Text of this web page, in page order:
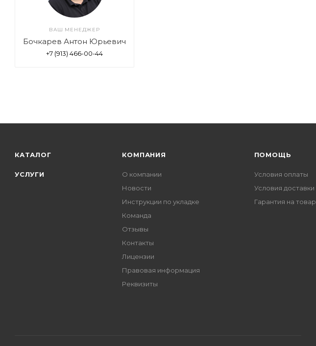
ВАШ МЕНЕДЖЕР
Бочкарев Антон Юрьевич
+7 (913) 466-00-44
КАТАЛОГ
УСЛУГИ
КОМПАНИЯ
О компании
Новости
Инструкции по укладке
Команда
Отзывы
Контакты
Лицензии
Правовая информация
Реквизиты
ПОМОЩЬ
Условия оплаты
Условия доставки
Гарантия на товар